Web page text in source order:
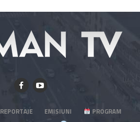
REPORTAJE EMISIUNI
PROGRAM